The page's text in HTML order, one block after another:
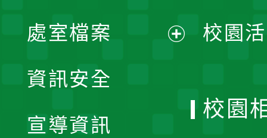
單
處室檔案
資訊安全
宣導資訊
校園
校園